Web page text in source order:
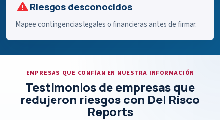
Riesgos desconocidos
Mapee contingencias legales o financieras antes de firmar.
EMPRESAS QUE CONFÍAN EN NUESTRA INFORMACIÓN
Testimonios de empresas que
redujeron riesgos con Del Risco
Reports